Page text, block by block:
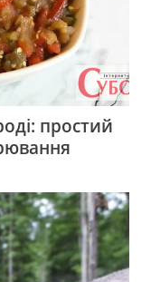
простий